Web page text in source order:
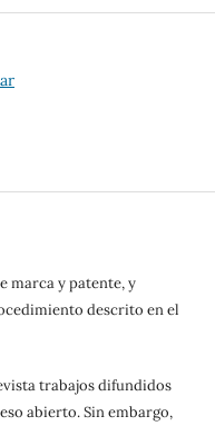
marca y patente, y
descrito en el
trabajos difundidos
abierto. Sin embargo,